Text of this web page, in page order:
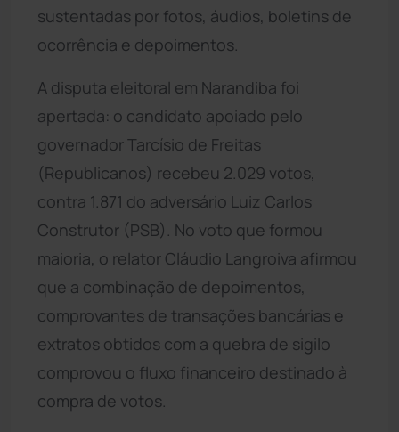
sustentadas por fotos, áudios, boletins de
ocorrência e depoimentos.
A disputa eleitoral em Narandiba foi
apertada: o candidato apoiado pelo
governador Tarcísio de Freitas
(Republicanos) recebeu 2.029 votos,
contra 1.871 do adversário Luiz Carlos
Construtor (PSB). No voto que formou
maioria, o relator Cláudio Langroiva afirmou
que a combinação de depoimentos,
comprovantes de transações bancárias e
extratos obtidos com a quebra de sigilo
comprovou o fluxo financeiro destinado à
compra de votos.